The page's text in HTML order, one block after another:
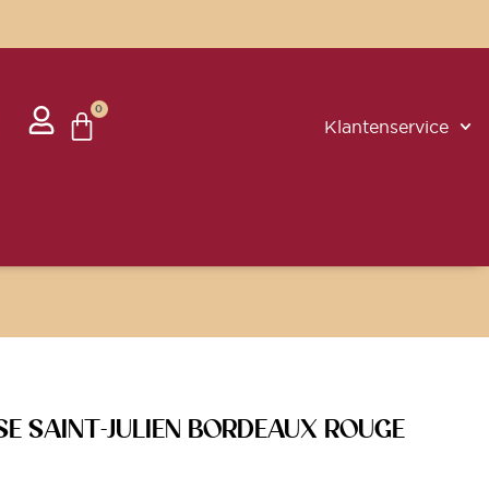
0
Klantenservice
SAINT-JULIEN BORDEAUX ROUGE